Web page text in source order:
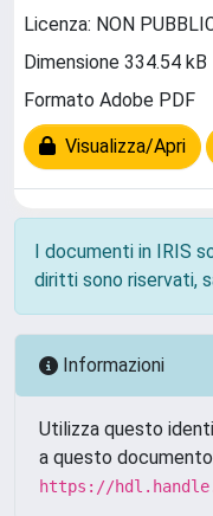
Licenza: NON
Dimensione 334.54 kB
Formato Adobe PDF
Visualizza/Apri
I documenti in IRIS
diritti sono riservati,
Informazioni
Utilizza questo
a questo
https://